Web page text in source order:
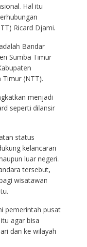
Hal itu
Ricard Djami.
Bandar
Sumba Timur
Timur (NTT).
menjadi
seperti dilansir
status
kelancaran
luar negeri.
tersebut,
wisatawan
pemerintah pusat
agar bisa
dan ke wilayah